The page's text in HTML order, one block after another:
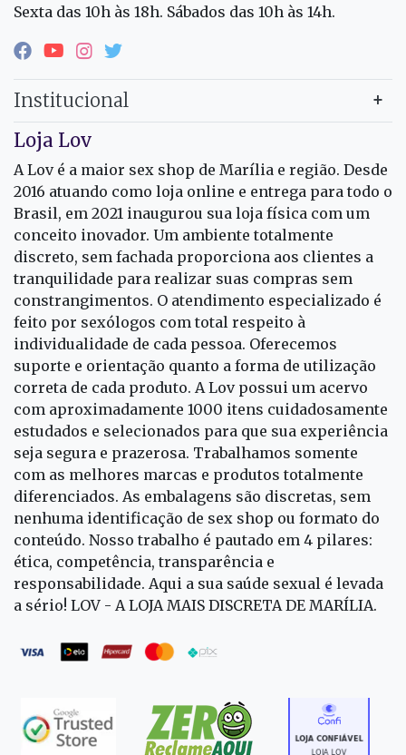
Sexta das 10h às 18h. Sábados das 10h às 14h.
Institucional
Loja Lov
A Lov é a maior sex shop de Marília e região. Desde
2016 atuando como loja online e entrega para todo o
Brasil, em 2021 inaugurou sua loja física com um
conceito inovador. Um ambiente totalmente
discreto, sem fachada proporciona aos clientes a
tranquilidade para realizar suas compras sem
constrangimentos. O atendimento especializado é
feito por sexólogos com total respeito à
individualidade de cada pessoa. Oferecemos
suporte e orientação quanto a forma de utilização
correta de cada produto. A Lov possui um acervo
com aproximadamente 1000 itens cuidadosamente
estudados e selecionados para que sua experiência
seja segura e prazerosa. Trabalhamos somente
com as melhores marcas e produtos totalmente
diferenciados. As embalagens são discretas, sem
nenhuma identificação de sex shop ou formato do
conteúdo. Nosso trabalho é pautado em 4 pilares:
ética, competência, transparência e
responsabilidade. Aqui a sua saúde sexual é levada
a sério! LOV - A LOJA MAIS DISCRETA DE MARÍLIA.